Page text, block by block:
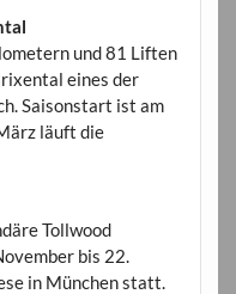
und 81 Liften
eines der
Saisonstart ist am
läuft die
Tollwood
bis 22.
in München statt.